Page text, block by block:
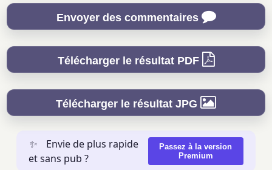
Envoyer des commentaires
Télécharger le résultat PDF
Télécharger le résultat JPG
✨
Envie de plus rapide
et sans pub ?
Passez à la version
Premium